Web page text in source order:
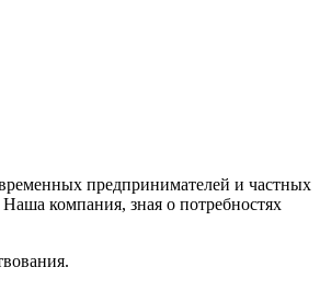
предпринимателей и частных
компания, зная о потребностях